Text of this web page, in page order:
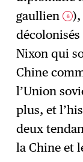
gaullien 6 ),
décolonisés
Nixon qui
Chine
l’Union
plus, et
deux
la Chine et